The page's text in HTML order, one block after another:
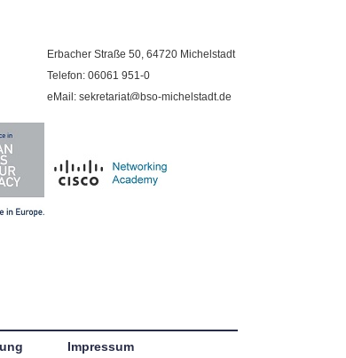
Erbacher Straße 50, 64720 Michelstadt
Telefon: 06061 951-0
eMail: sekretariat@bso-michelstadt.de
Impressum